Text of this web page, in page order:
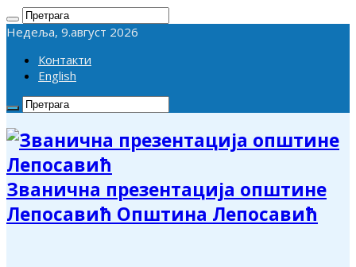
Недеља, 9.август 2026
Контакти
English
Званична презентација општине
Лепосавић Општина Лепосавић